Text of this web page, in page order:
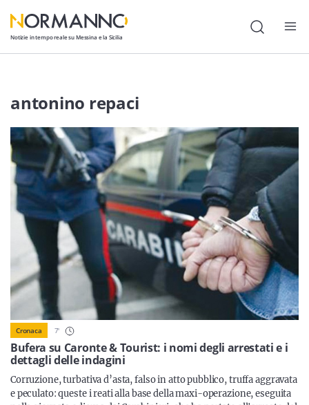
Notizie in tempo reale su Messina e la Sicilia
Attualità
Politica
Cultura
Lavoro
Società
Economia
Sport
Sicilia
Servizi
antonino repaci
Bufera su Caronte & Tourist: i nomi degli arrestati e i
dettagli delle indagini
Cronaca 7'
Corruzione, turbativa d’asta, falso in atto pubblico, truffa aggravata
e peculato: queste i reati alla base della maxi-operazione, eseguita